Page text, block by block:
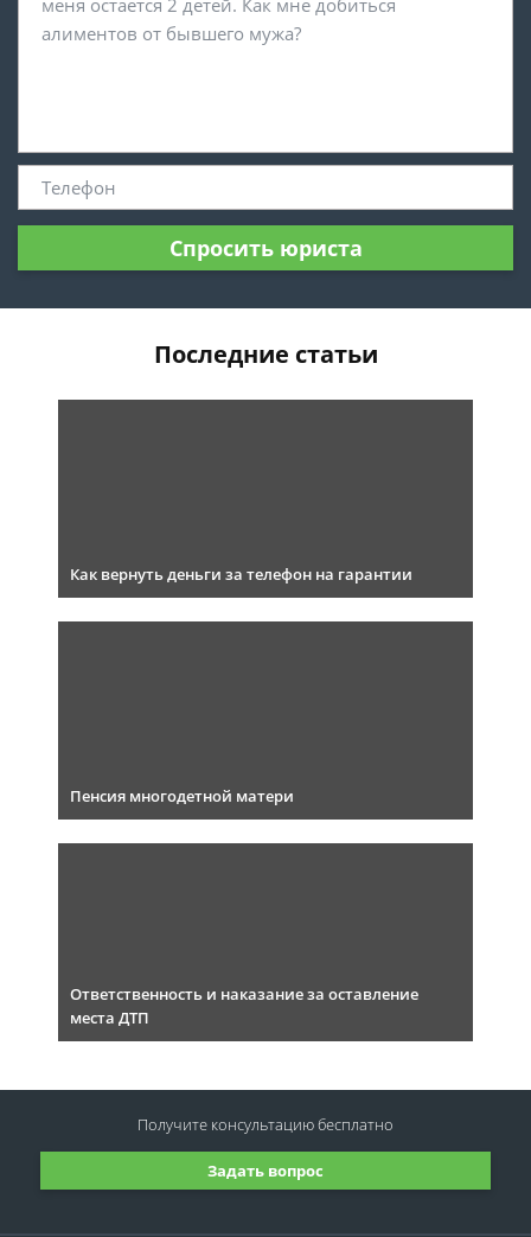
Спросить юриста
Последние статьи
Как вернуть деньги за телефон на гарантии
Пенсия многодетной матери
Ответственность и наказание за оставление
места ДТП
Задать вопрос
Получите консультациюбесплатно